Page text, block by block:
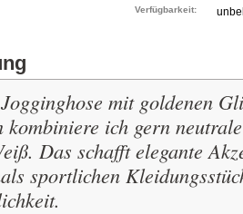
Verfügbarkeit:
mit goldenen
kombiniere ich gern
Das schafft elegante
sportlichen